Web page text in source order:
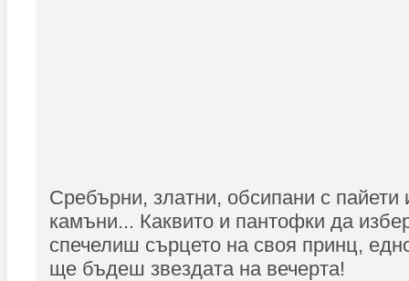
Сребърни, златни, обсипани с пайети
камъни... Каквито и пантофки да
спечелиш сърцето на своя принц,
ще бъдеш звездата на вечерта!